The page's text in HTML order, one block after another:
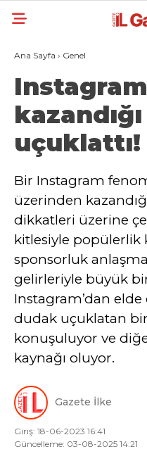
Ana Sayfa › Genel
uçuklattı!
Bir Instagram
üzerinden
dikkatleri üzerine
kitlesiyle popülerlik
sponsorluk
gelirleriyle büyük
Instagram’dan
dudak uçuklatan
konuşuluyor ve
kaynağı oluyor.
Gazete İlke
Giriş: 18-06-2023 16:41
Güncelleme: 03-08-2025 14:21